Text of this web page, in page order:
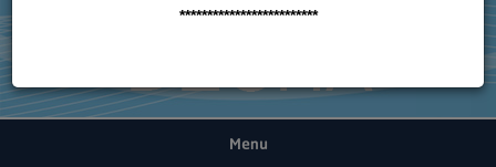
Menu
*************************